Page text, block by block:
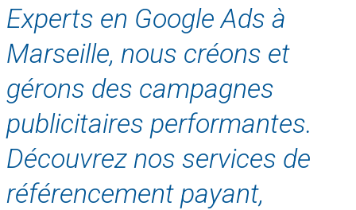
Experts en Google Ads à
Marseille, nous créons et
gérons des campagnes
publicitaires performantes.
Découvrez nos services de
référencement payant,